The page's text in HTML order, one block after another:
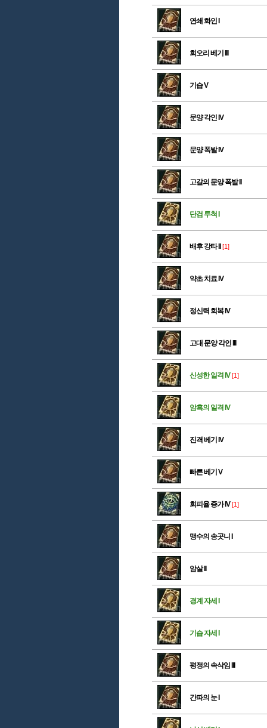
연쇄 화인 I
회오리 베기 III
기습 V
문양 각인 IV
문양 폭발 IV
고갈의 문양 폭발 II
단검 투척 I
배후 강타 II [1]
약초 치료 IV
정신력 회복 IV
고대 문양 각인 III
신성한 일격 IV [1]
암흑의 일격 IV
진격 베기 IV
빠른 베기 V
회피율 증가 IV [1]
맹수의 송곳니 I
암살 II
경계 자세 I
기습 자세 I
평정의 속삭임 III
간파의 눈 I